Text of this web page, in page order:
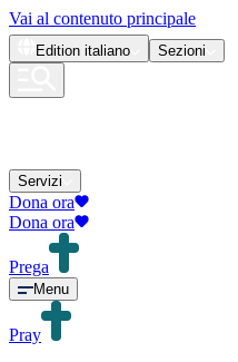
Vai al contenuto principale
Edition italiano Sezioni
Servizi
Dona ora
Dona ora
Prega
Menu
Pray